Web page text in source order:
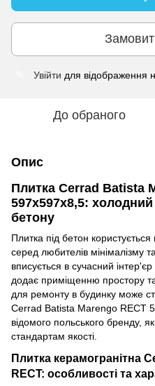
Увійти для відображення
До обраного
Опис
Плитка Cerrad Batista
597x597x8,5:
бетону
Плитка під бетон
серед любителів мінімалізму
вписується в сучасний
додає приміщенню простору
для ремонту в будинку може
Cerrad Batista Marengo RECT
відомого польського бренду,
стандартам якості.
Плитка керамогранітна
RECT: особливості та